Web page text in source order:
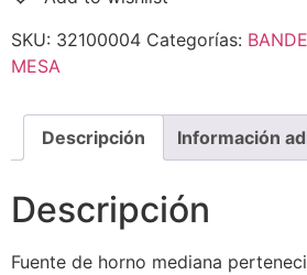
SKU: 32100004 Categorías:
MESA
Descripción Información
Descripción
Fuente de horno mediana